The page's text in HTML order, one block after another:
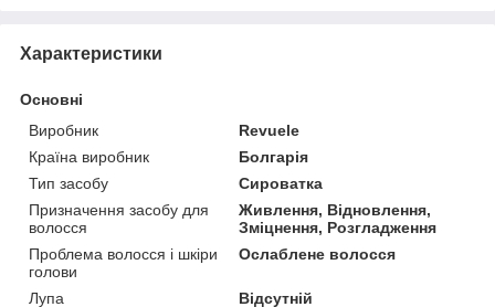
Характеристики
Основні
Виробник
Revuele
Країна виробник
Болгарія
Тип засобу
Сироватка
Призначення засобу для
волосся
Живлення, Відновлення,
Зміцнення, Розгладження
Проблема волосся і шкіри
голови
Ослаблене волосся
Лупа
Відсутній